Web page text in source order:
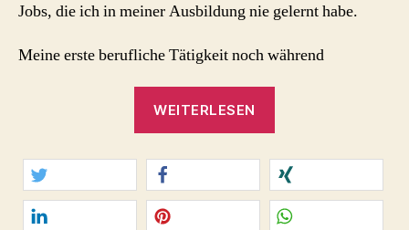
Jobs, die ich in meiner Ausbildung nie gelernt habe.
Meine erste berufliche Tätigkeit noch während
WEITERLESEN
anderes
tun?
Über
twittern teilen teilen